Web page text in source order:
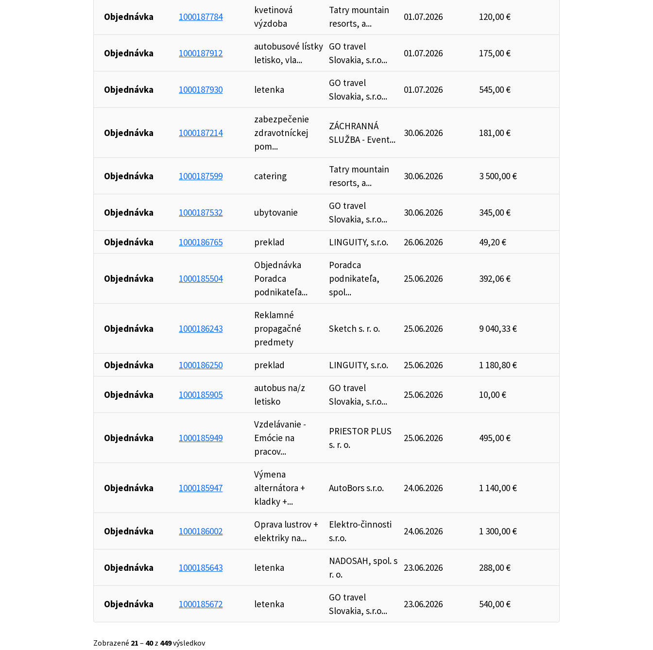
Objednávka 1000187784
kvetinová
výzdoba
Tatry mountain
resorts, a...
01.07.2026 120,00 €
Objednávka 1000187912
autobusové lístky
letisko, vla...
GO travel
Slovakia, s.r.o...
01.07.2026 175,00 €
Objednávka 1000187930 letenka
GO travel
Slovakia, s.r.o...
01.07.2026 545,00 €
Objednávka 1000187214
zabezpečenie
zdravotníckej
pom...
ZÁCHRANNÁ
SLUŽBA - Event...
30.06.2026 181,00 €
Objednávka 1000187599 catering
Tatry mountain
resorts, a...
30.06.2026 3 500,00 €
Objednávka 1000187532 ubytovanie
GO travel
Slovakia, s.r.o...
30.06.2026 345,00 €
Objednávka 1000186765 preklad LINGUITY, s.r.o. 26.06.2026 49,20 €
Objednávka 1000185504
Objednávka
Poradca
podnikateľa...
Poradca
podnikateľa,
spol...
25.06.2026 392,06 €
Objednávka 1000186243
Reklamné
propagačné
predmety
Sketch s. r. o. 25.06.2026 9 040,33 €
Objednávka 1000186250 preklad LINGUITY, s.r.o. 25.06.2026 1 180,80 €
Objednávka 1000185905
autobus na/z
letisko
GO travel
Slovakia, s.r.o...
25.06.2026 10,00 €
Objednávka 1000185949
Vzdelávanie -
Emócie na
pracov...
PRIESTOR PLUS
s. r. o.
25.06.2026 495,00 €
Objednávka 1000185947
Výmena
alternátora +
kladky +...
AutoBors s.r.o. 24.06.2026 1 140,00 €
Objednávka 1000186002
Oprava lustrov +
elektriky na...
Elektro-činnosti
s.r.o.
24.06.2026 1 300,00 €
Objednávka 1000185643 letenka
NADOSAH, spol. s
r. o.
23.06.2026 288,00 €
Objednávka 1000185672 letenka
GO travel
Slovakia, s.r.o...
23.06.2026 540,00 €
Zobrazené 21 – 40z 449výsledkov